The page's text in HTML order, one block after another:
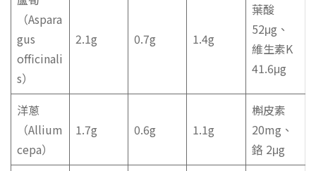
（Aspara
gus
officinali
s）
2.1g 0.7g 1.4g
葉酸
52μg、
維生素K
41.6μg
洋蔥
（Allium
cepa）
1.7g 0.6g 1.1g
槲皮素
20mg、
鉻 2μg